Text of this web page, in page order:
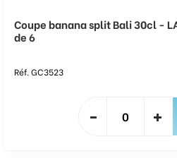
Coupe banana split Bali 30cl -
de 6
Réf. GC3523